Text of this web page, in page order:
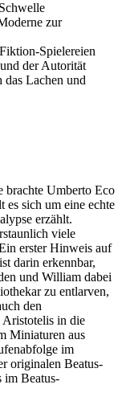
zur
Spielereien
der Autorität
das Lachen und
brachte Umberto Eco
es sich um eine echte
erzählt.
viele
erster Hinweis auf
darin erkennbar,
und William dabei
zu entlarven,
den
Aristotelis in die
Miniaturen aus
im
originalen Beatus-
im Beatus-